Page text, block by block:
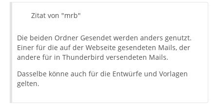
Zitat von "mrb"
Die beiden Ordner Gesendet werden anders genutzt.
Einer für die auf der Webseite gesendeten Mails, der
andere für in Thunderbird versendeten Mails.
Dasselbe könne auch für die Entwürfe und Vorlagen
gelten.